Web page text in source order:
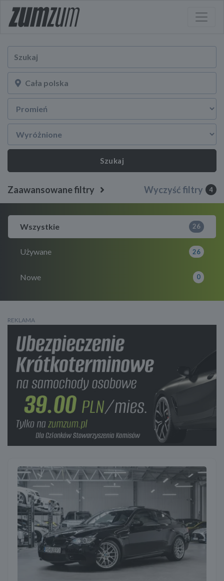
Szukaj
Zaawansowane filtry Wyczyść filtry 4
Wszystkie 26
Używane 26
Nowe 0
REKLAMA